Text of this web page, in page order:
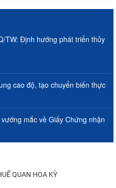
TW: Định hướng phát triển thủy
cao độ, tạo chuyển biến thực
mắc về Giấy Chứng nhận
QUAN HOA KỲ